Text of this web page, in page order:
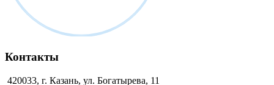
Контакты
420033, г. Казань, ул. Богатырева, 11